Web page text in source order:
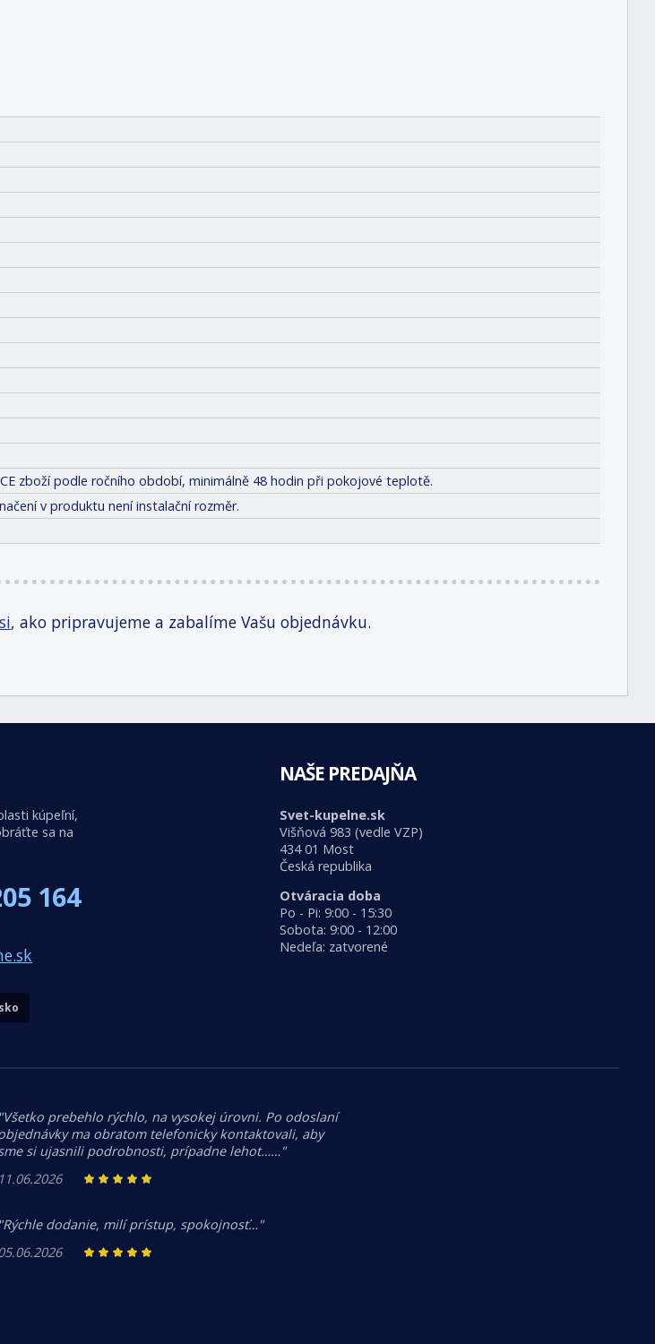
zboží podle ročního období, minimálně 48 hodin při pokojové teplotě.
v produktu není instalační rozměr.
, ako pripravujeme a zabalíme Vašu objednávku.
kúpeľní,
sa na
164
NAŠE PREDAJŇA
Svet-kupelne.sk
Višňová 983 (vedle VZP)
434 01 Most
Česká republika
Otváracia doba
Po - Pi: 9:00 - 15:30
Sobota: 9:00 - 12:00
Nedeľa: zatvorené
"Všetko prebehlo rýchlo, na vysokej úrovni. Po odoslaní
ma obratom telefonicky kontaktovali, aby
si ujasnili podrobnosti, prípadne lehot……"
11.06.2026
"Rýchle dodanie, milí prístup, spokojnosť…"